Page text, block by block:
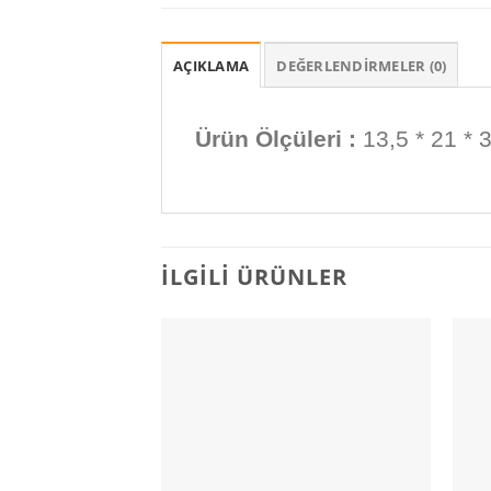
AÇIKLAMA DEĞERLENDIRMELER (0)
Ürün Ölçüleri : 13,5 * 21 *
İLGILI ÜRÜNLER